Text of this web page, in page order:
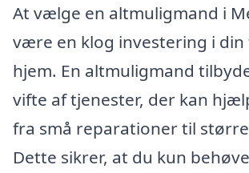
At vælge en altmuligmand i
være en klog investering i
hjem. En altmuligmand
vifte af tjenester, der kan
fra små reparationer til
Dette sikrer, at du kun